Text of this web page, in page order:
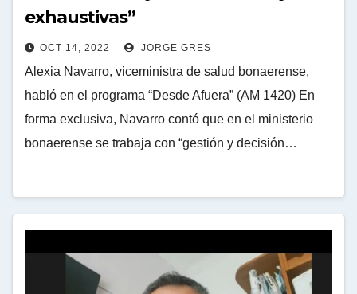
exhaustivas”
OCT 14, 2022 JORGE GRES
Alexia Navarro, viceministra de salud bonaerense,
habló en el programa “Desde Afuera” (AM 1420) En
forma exclusiva, Navarro contó que en el ministerio
bonaerense se trabaja con “gestión y decisión…